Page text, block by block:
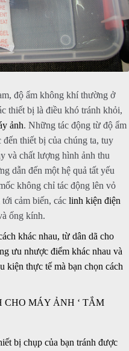
độ ẩm không khí thường ở
thiết bị là điều khó tránh khỏi,
ảnh. Những tác động từ độ ẩm
thiết bị của chúng ta, tuy
và chất lượng hình ảnh thu
dẫn đến một hệ quả tất yếu
không chỉ tác động lên vỏ
cảm biến, các linh kiện điện
ống kính.
khác nhau, từ dân dã cho
ưu nhược điểm khác nhau và
kiện thực tế mà bạn chọn cách
CHO MÁY ẢNH ‘ TẮM
bị chụp của bạn tránh được